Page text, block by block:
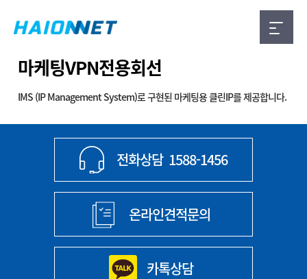
마케팅VPN전용회선
IMS (IP Management System)로 구현된 마케팅용 클린IP를 제공합니다.
전화상담 1588-1456
온라인견적문의
카톡상담